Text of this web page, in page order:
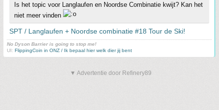
Is het topic voor Langlaufen en Noordse Combinatie kwijt? Kan het
niet meer vinden
SPT / Langlaufen + Noordse combinatie #18 Tour de Ski!
No Dyson Barrier is going to stop me!
UI: FlippingCoin in ONZ / Ik bepaal hier welk dier jij bent
▼ Advertentie door Refinery89